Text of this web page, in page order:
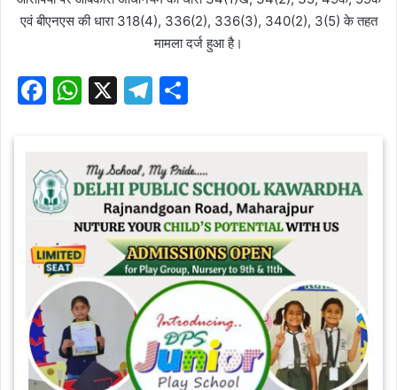
एवं बीएनएस की धारा 318(4), 336(2), 336(3), 340(2), 3(5) के तहत
मामला दर्ज हुआ है।
F
e
b
o
k
W
s
A
p
p
X
T
gr
a
m
e